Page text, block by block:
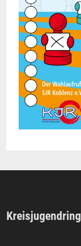
Kreisjugendring